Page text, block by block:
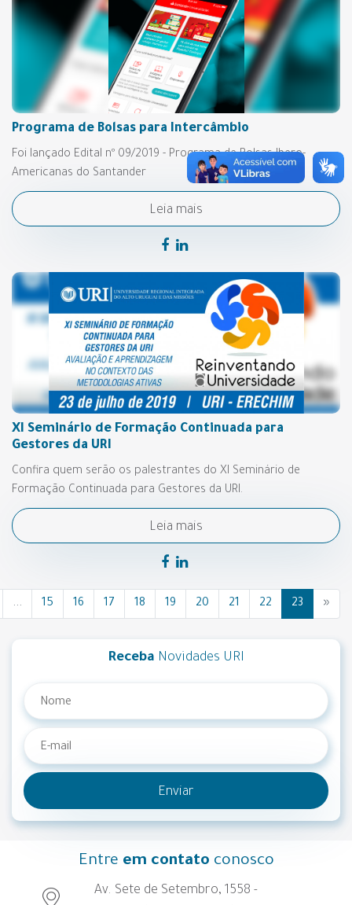
Programa de Bolsas para Intercâmbio
Foi lançado Edital nº 09/2019 - Programa de Bolsas Ibero-
Americanas do Santander
Leia mais
XI Seminário de Formação Continuada para
Gestores da URI
Confira quem serão os palestrantes do XI Seminário de
Formação Continuada para Gestores da URI.
Leia mais
... 15 16 17 18 19 20 21 22 23 »
Receba Novidades URI
Enviar
Entre em contato conosco
Av. Sete de Setembro, 1558 -